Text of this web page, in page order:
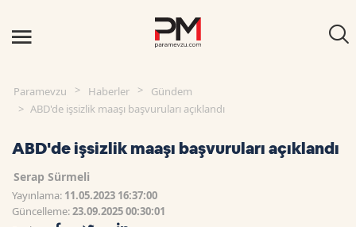
Paramevzu Haberler
Gündem
ABD'de işsizlik maaşı başvuruları açıklandı
ABD'de işsizlik maaşı başvuruları açıklandı
Serap Sürmeli
Yayınlama: 11.05.2023 16:37:00
Güncelleme:23.09.2025 00:30:01